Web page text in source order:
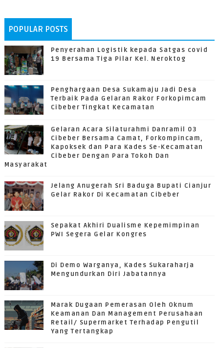
POPULAR POSTS
Penyerahan Logistik kepada Satgas covid
19 Bersama Tiga Pilar Kel. Neroktog
Penghargaan Desa Sukamaju Jadi Desa
Terbaik Pada Gelaran Rakor Forkopimcam
Cibeber Tingkat Kecamatan
Gelaran Acara Silaturahmi Danramil 03
Cibeber Bersama Camat, Forkompincam,
Kapoksek dan Para Kades Se-Kecamatan
Cibeber Dengan Para Tokoh Dan
Masyarakat
Jelang Anugerah Sri Baduga Bupati Cianjur
Gelar Rakor Di Kecamatan Cibeber
Sepakat Akhiri Dualisme Kepemimpinan
PWI Segera Gelar Kongres
Di Demo Warganya, Kades Sukaraharja
Mengundurkan Diri Jabatannya
Marak Dugaan Pemerasan Oleh Oknum
Keamanan Dan Management Perusahaan
Retail/ Supermarket Terhadap Pengutil
Yang Tertangkap